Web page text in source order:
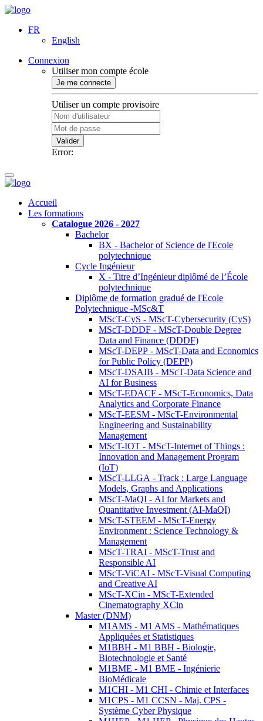
FR
English
Connexion
Utiliser mon compte école
Je me connecte
Utiliser un compte provisoire
Valider
Error:
Accueil
Les formations
Catalogue 2026 - 2027
Bachelor
BX - Bachelor of Science de l'Ecole
polytechnique
Cycle Ingénieur
X - Titre d’Ingénieur diplômé de l’École
polytechnique
Diplôme de formation gradué de l'Ecole
Polytechnique -MSc&T
MScT-CyS - MScT-Cybersecurity (CyS)
MScT-DDDF - MScT-Double Degree
Data and Finance (DDDF)
MScT-DEPP - MScT-Data and Economics
for Public Policy (DEPP)
MScT-DSAIB - MScT-Data Science and
AI for Business
MScT-EDACF - MScT-Economics, Data
Analytics and Corporate Finance
MScT-EESM - MScT-Environmental
Engineering and Sustainability
Management
MScT-IOT - MScT-Internet of Things :
Innovation and Management Program
(IoT)
MScT-LLGA - Track : Large Language
Models, Graphs and Applications
MScT-MaQI - AI for Markets and
Quantitative Investment (AI-MaQI)
MScT-STEEM - MScT-Energy
Environment : Science Technology &
Management
MScT-TRAI - MScT-Trust and
Responsible AI
MScT-ViCAI - MScT-Visual Computing
and Creative AI
MScT-XCin - MScT-Extended
Cinematography XCin
Master (DNM)
M1AMS - M1 AMS - Mathématiques
Appliquées et Statistiques
M1BBH - M1 BBH - Biologie,
Biotechnologie et Santé
M1BME - M1 BME - Ingénierie
BioMédicale
M1CHI - M1 CHI - Chimie et Interfaces
M1CPS - M1 CCSN - Maj. CPS -
Système Cyber Physique